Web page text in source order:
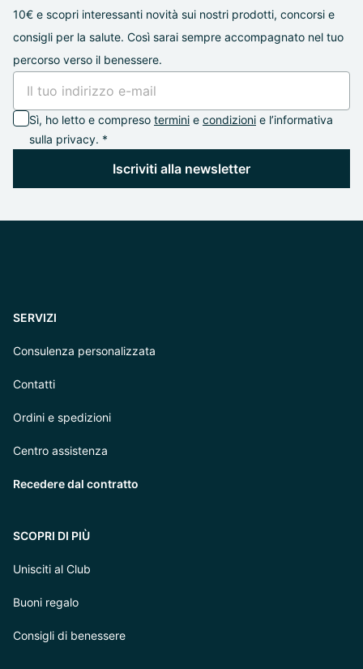
10€ e scopri interessanti novità sui nostri prodotti, concorsi e
consigli per la salute. Così sarai sempre accompagnato nel tuo
percorso verso il benessere.
Sì, ho letto e compreso termini e condizioni e l’informativa
sulla privacy. *
Iscriviti alla newsletter
SERVIZI
Consulenza personalizzata
Contatti
Ordini e spedizioni
Centro assistenza
Recedere dal contratto
SCOPRI DI PIÙ
Unisciti al Club
Buoni regalo
Consigli di benessere